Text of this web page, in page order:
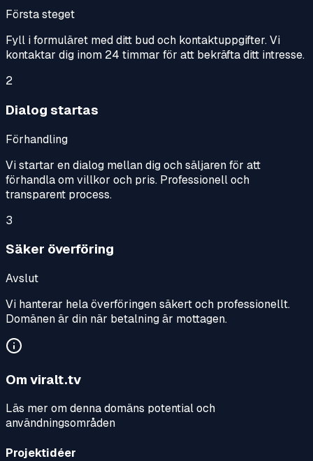
Första steget
Fyll i formuläret med ditt bud och kontaktuppgifter. Vi
kontaktar dig inom 24 timmar för att bekräfta ditt intresse.
2
Dialog startas
Förhandling
Vi startar en dialog mellan dig och säljaren för att
förhandla om villkor och pris. Professionell och
transparent process.
3
Säker överföring
Avslut
Vi hanterar hela överföringen säkert och professionellt.
Domänen är din när betalning är mottagen.
Om viralt.tv
Läs mer om denna domäns potential och
användningsområden
Projektidéer